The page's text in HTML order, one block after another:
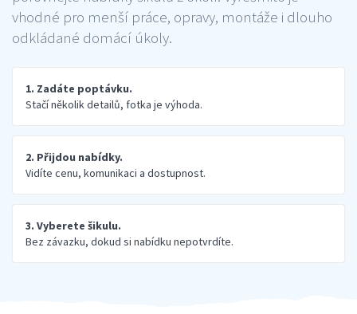
vhodné pro menší práce, opravy, montáže i dlouho
odkládané domácí úkoly.
1. Zadáte poptávku.
Stačí několik detailů, fotka je výhoda.
2. Přijdou nabídky.
Vidíte cenu, komunikaci a dostupnost.
3. Vyberete šikulu.
Bez závazku, dokud si nabídku nepotvrdíte.